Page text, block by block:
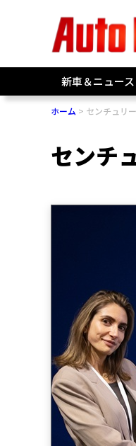
新車＆ニュース
ホーム センチュリ
センチ